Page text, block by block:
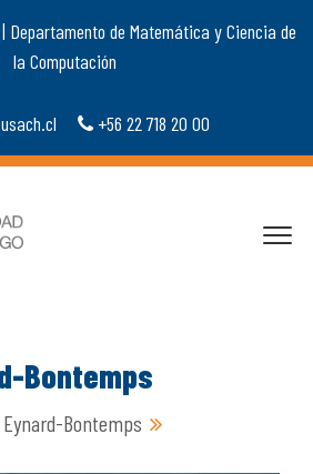
Departamento de Matemática y Ciencia de
la Computación
+56 22 718 20 00
Bontemps
Eynard-Bontemps